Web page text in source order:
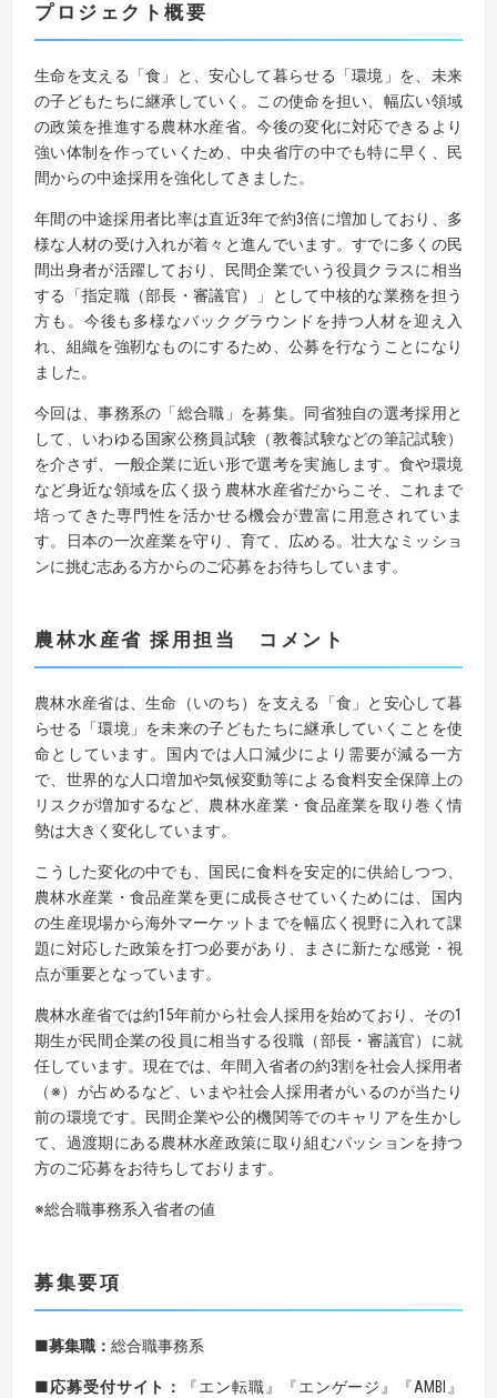
プロジェクト概要
生命を支える「食」と、安心して暮らせる「環境」を、未来
の子どもたちに継承していく。この使命を担い、幅広い領域
の政策を推進する農林水産省。今後の変化に対応できるより
強い体制を作っていくため、中央省庁の中でも特に早く、民
間からの中途採用を強化してきました。
年間の中途採用者比率は直近3年で約3倍に増加しており、多
様な人材の受け入れが着々と進んでいます。すでに多くの民
間出身者が活躍しており、民間企業でいう役員クラスに相当
する「指定職（部長・審議官）」として中核的な業務を担う
方も。今後も多様なバックグラウンドを持つ人材を迎え入
れ、組織を強靭なものにするため、公募を行なうことになり
ました。
今回は、事務系の「総合職」を募集。同省独自の選考採用と
して、いわゆる国家公務員試験（教養試験などの筆記試験）
を介さず、一般企業に近い形で選考を実施します。食や環境
など身近な領域を広く扱う農林水産省だからこそ、これまで
培ってきた専門性を活かせる機会が豊富に用意されていま
す。日本の一次産業を守り、育て、広める。壮大なミッショ
ンに挑む志ある方からのご応募をお待ちしています。
農林水産省 採用担当 コメント
農林水産省は、生命（いのち）を支える「食」と安心して暮
らせる「環境」を未来の子どもたちに継承していくことを使
命としています。国内では人口減少により需要が減る一方
で、世界的な人口増加や気候変動等による食料安全保障上の
リスクが増加するなど、農林水産業・食品産業を取り巻く情
勢は大きく変化しています。
こうした変化の中でも、国民に食料を安定的に供給しつつ、
農林水産業・食品産業を更に成長させていくためには、国内
の生産現場から海外マーケットまでを幅広く視野に入れて課
題に対応した政策を打つ必要があり、まさに新たな感覚・視
点が重要となっています。
農林水産省では約15年前から社会人採用を始めており、その1
期生が民間企業の役員に相当する役職（部長・審議官）に就
任しています。現在では、年間入省者の約3割を社会人採用者
（※）が占めるなど、いまや社会人採用者がいるのが当たり
前の環境です。民間企業や公的機関等でのキャリアを生かし
て、過渡期にある農林水産政策に取り組むパッションを持つ
方のご応募をお待ちしております。
※総合職事務系入省者の値
募集要項
■募集職： 総合職事務系
■応募受付サイト：
『エン転職』『エンゲージ』『AMBI』